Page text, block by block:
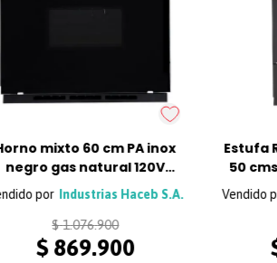
mixto 60 cm PA inox
negro gas natural 120V
Haceb
Industrias Haceb S.A.
$ 1.076.900
$ 869.900
Estufa
50